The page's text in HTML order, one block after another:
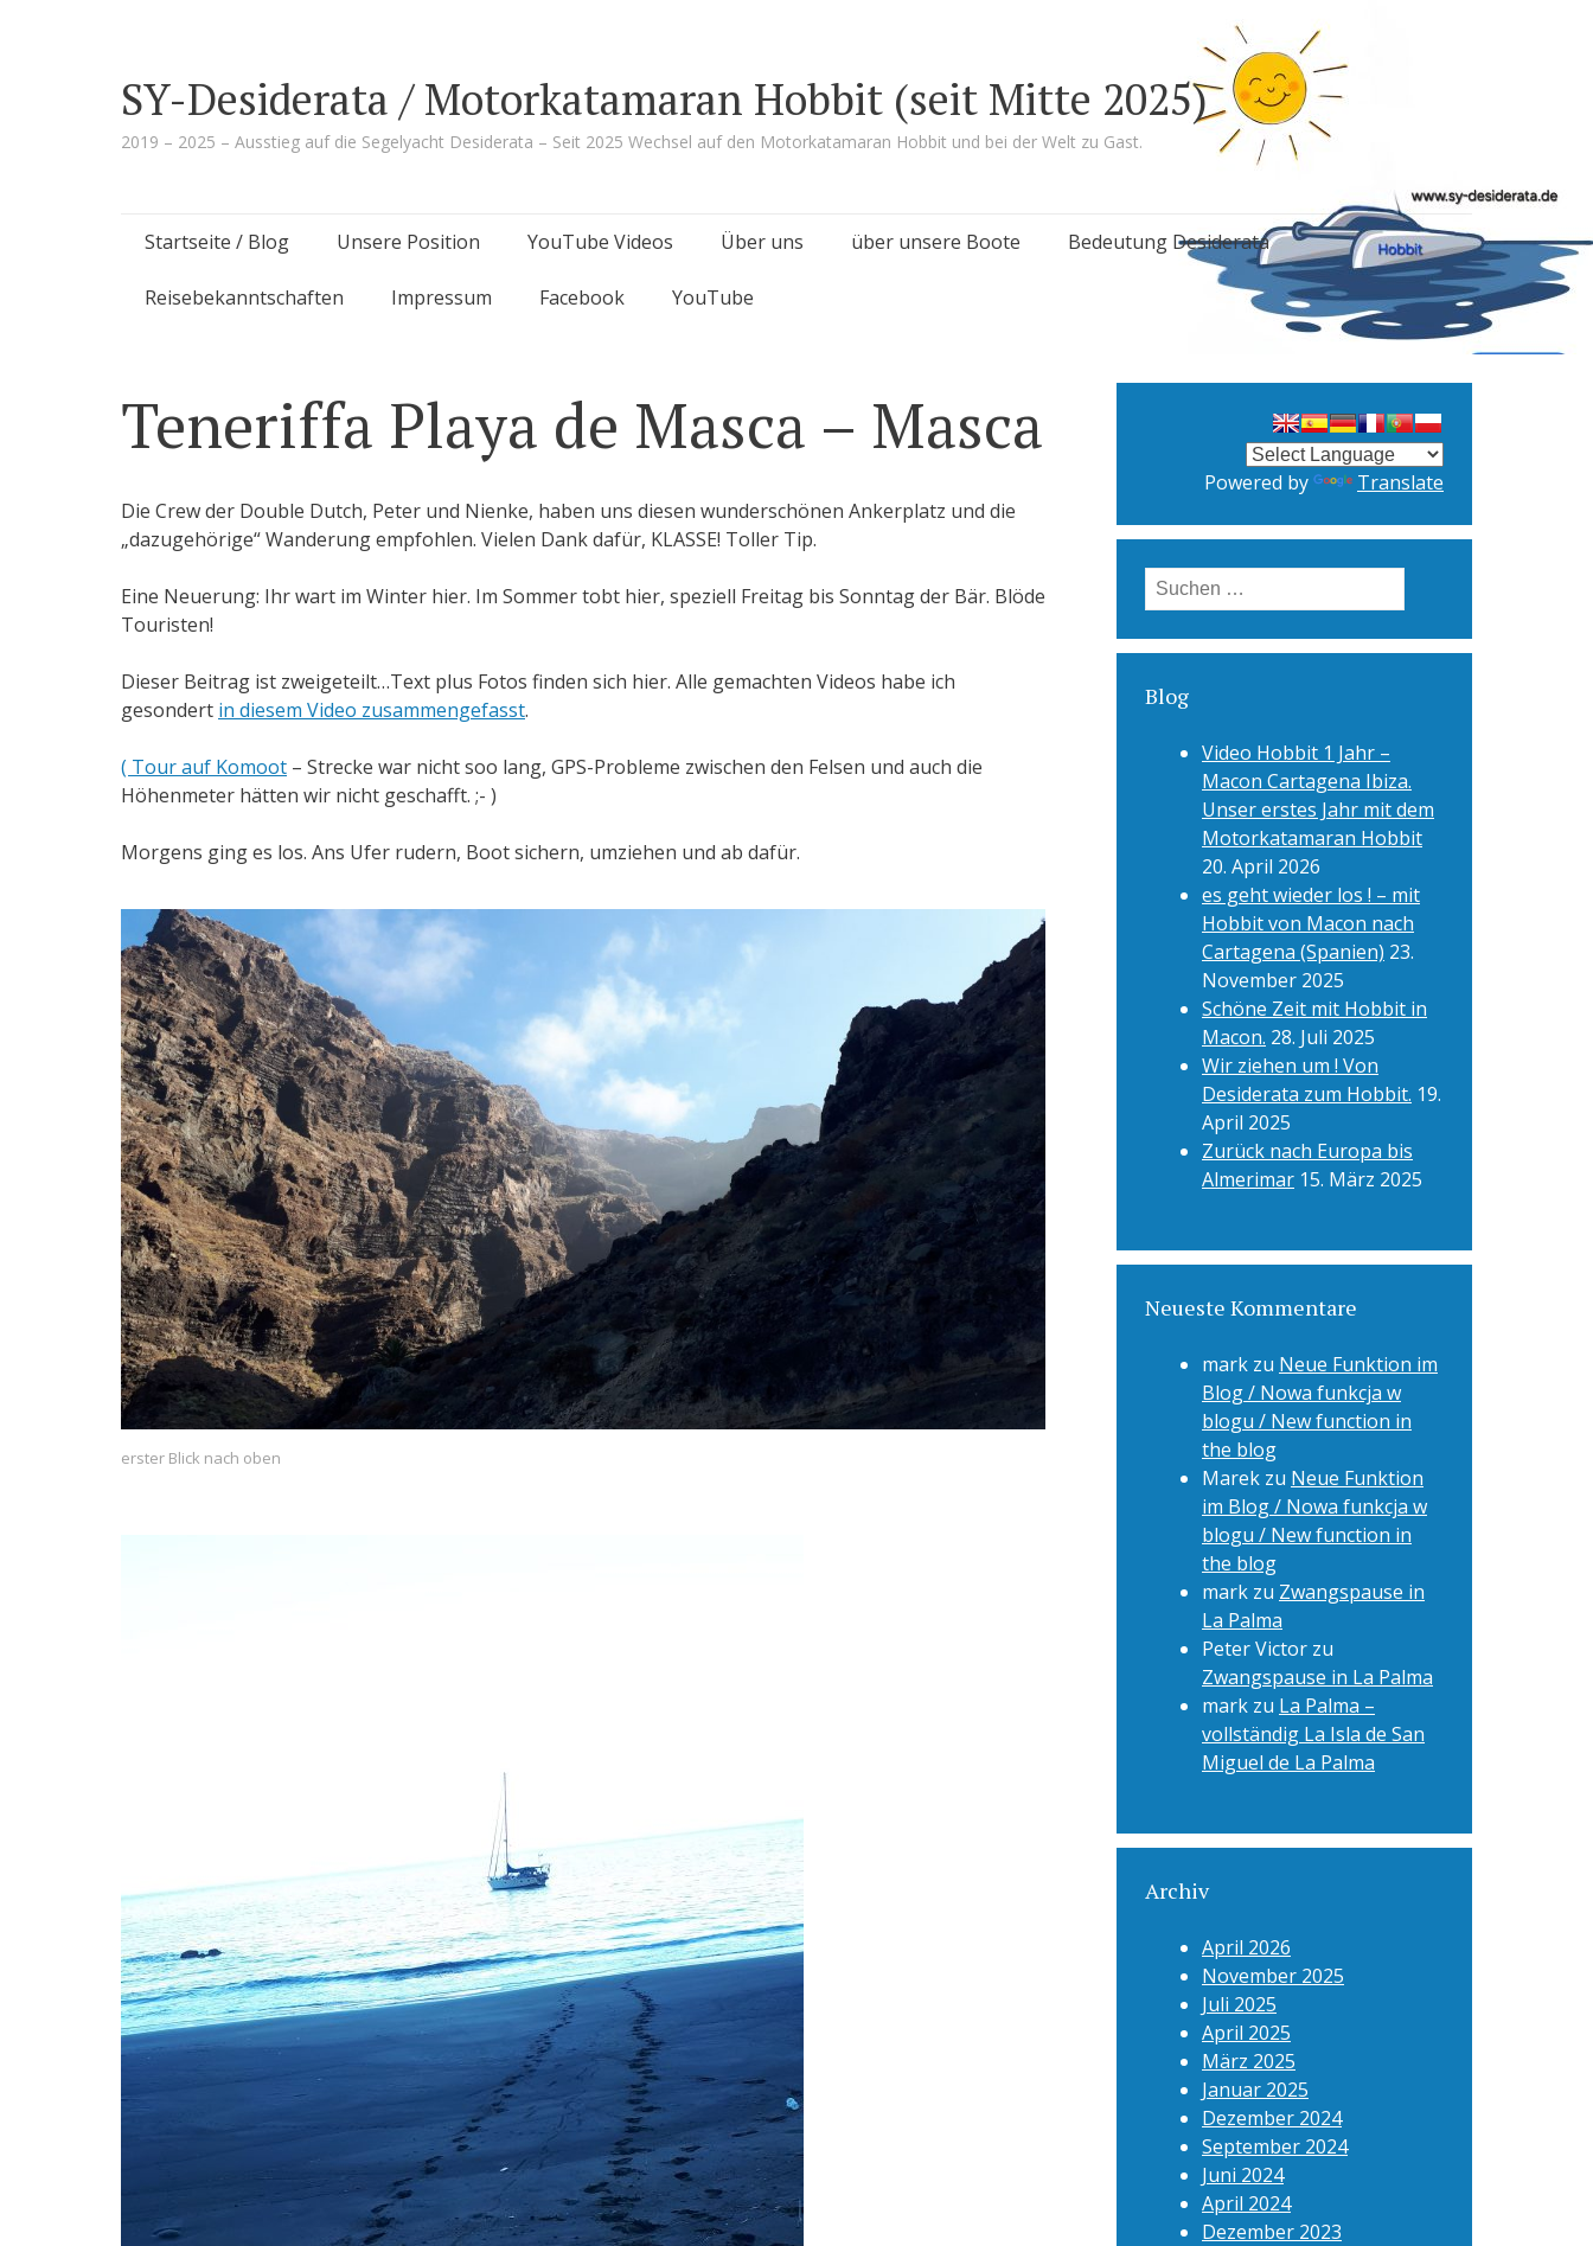
SY-Desiderata / Motorkatamaran Hobbit (seit Mitte 2025)
2019 – 2025 – Ausstieg auf die Segelyacht Desiderata – Seit 2025 Wechsel auf den Motorkatamaran Hobbit und bei der Welt zu Gast.
Skip
to
Startseite / Blog Unsere Position YouTube Videos Über uns über unsere Boote Bedeutung Desiderata
Reisebekanntschaften Impressum Facebook YouTube
Teneriffa Playa de Masca – Masca
Die Crew der Double Dutch, Peter und Nienke, haben uns diesen wunderschönen Ankerplatz und die
„dazugehörige“ Wanderung empfohlen. Vielen Dank dafür, KLASSE! Toller Tip.
Eine Neuerung: Ihr wart im Winter hier. Im Sommer tobt hier, speziell Freitag bis Sonntag der Bär. Blöde
Touristen!
Dieser Beitrag ist zweigeteilt…Text plus Fotos finden sich hier. Alle gemachten Videos habe ich
gesondert in diesem Video zusammengefasst.
( Tour auf Komoot – Strecke war nicht soo lang, GPS-Probleme zwischen den Felsen und auch die
Höhenmeter hätten wir nicht geschafft. ;- )
Morgens ging es los. Ans Ufer rudern, Boot sichern, umziehen und ab dafür.
erster Blick nach oben
Powered by Translate
Suchen
nach:
Blog
Video Hobbit 1 Jahr –
Macon Cartagena Ibiza.
Unser erstes Jahr mit dem
Motorkatamaran Hobbit
20. April 2026
es geht wieder los ! – mit
Hobbit von Macon nach
Cartagena (Spanien) 23.
November 2025
Schöne Zeit mit Hobbit in
Macon. 28. Juli 2025
Wir ziehen um ! Von
Desiderata zum Hobbit. 19.
April 2025
Zurück nach Europa bis
Almerimar 15. März 2025
Neueste Kommentare
mark zu Neue Funktion im
Blog / Nowa funkcja w
blogu / New function in
the blog
Marek zu Neue Funktion
im Blog / Nowa funkcja w
blogu / New function in
the blog
mark zu Zwangspause in
La Palma
Peter Victor zu
Zwangspause in La Palma
mark zu La Palma –
vollständig La Isla de San
Miguel de La Palma
Archiv
April 2026
November 2025
Juli 2025
April 2025
März 2025
Januar 2025
Dezember 2024
September 2024
Juni 2024
April 2024
Dezember 2023